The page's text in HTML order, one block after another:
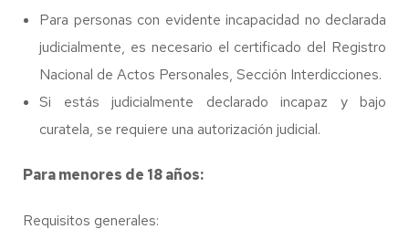
Para personas con evidente incapacidad no declarada
judicialmente, es necesario el certificado del Registro
Nacional de Actos Personales, Sección Interdicciones.
Si estás judicialmente declarado incapaz y bajo
curatela, se requiere una autorización judicial.
Para menores de 18 años:
Requisitos generales: